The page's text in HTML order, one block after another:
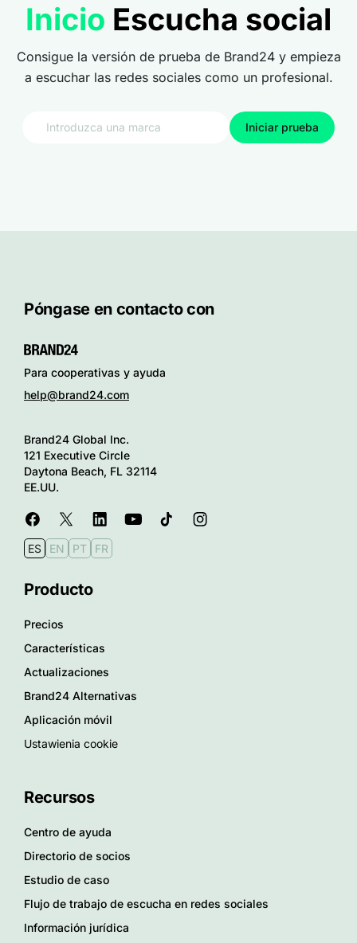
Inicio Escucha social
Consigue la versión de prueba de Brand24 y empieza
a escuchar las redes sociales como un profesional.
Iniciar prueba
Póngase en contacto con
Para cooperativas y ayuda
help@brand24.com
Brand24 Global Inc.
121 Executive Circle
Daytona Beach, FL 32114
EE.UU.
ES EN PT FR
Producto
Precios
Características
Actualizaciones
Brand24 Alternativas
Aplicación móvil
Ustawienia cookie
Recursos
Centro de ayuda
Directorio de socios
Estudio de caso
Flujo de trabajo de escucha en redes sociales
Información jurídica